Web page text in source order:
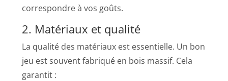
correspondre à vos goûts.
2. Matériaux et qualité
La qualité des matériaux est essentielle. Un bon
jeu est souvent fabriqué en bois massif. Cela
garantit :